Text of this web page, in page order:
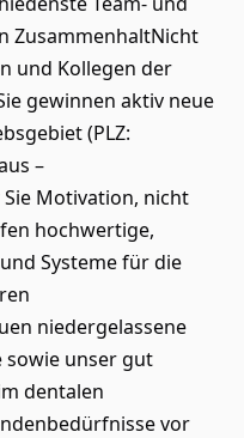
ZusammenhaltNicht
und Kollegen der
gewinnen aktiv neue
(PLZ:
–
Motivation, nicht
hochwertige,
Systeme für die
niedergelassene
sowie unser gut
dentalen
vor